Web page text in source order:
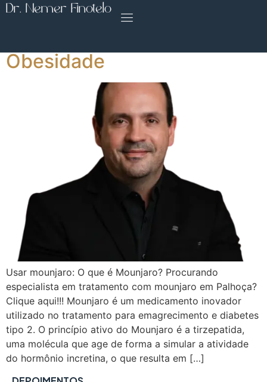
Dr. Nemer Finotelo
Usar Mounjaro em Palhoça:
Obesidade
Usar mounjaro: O que é Mounjaro? Procurando
especialista em tratamento com mounjaro em Palhoça?
Clique aqui!!! Mounjaro é um medicamento inovador
utilizado no tratamento para emagrecimento e diabetes
tipo 2. O princípio ativo do Mounjaro é a tirzepatida,
uma molécula que age de forma a simular a atividade
do hormônio incretina, o que resulta em […]